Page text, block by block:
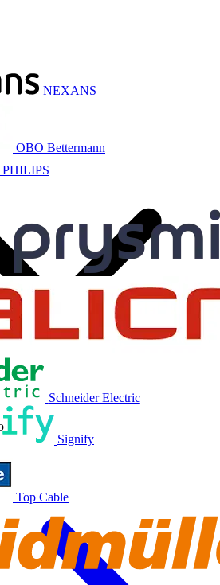
NEXANS
OBO Bettermann
PHILIPS
Schneider Electric
Signify
Top Cable